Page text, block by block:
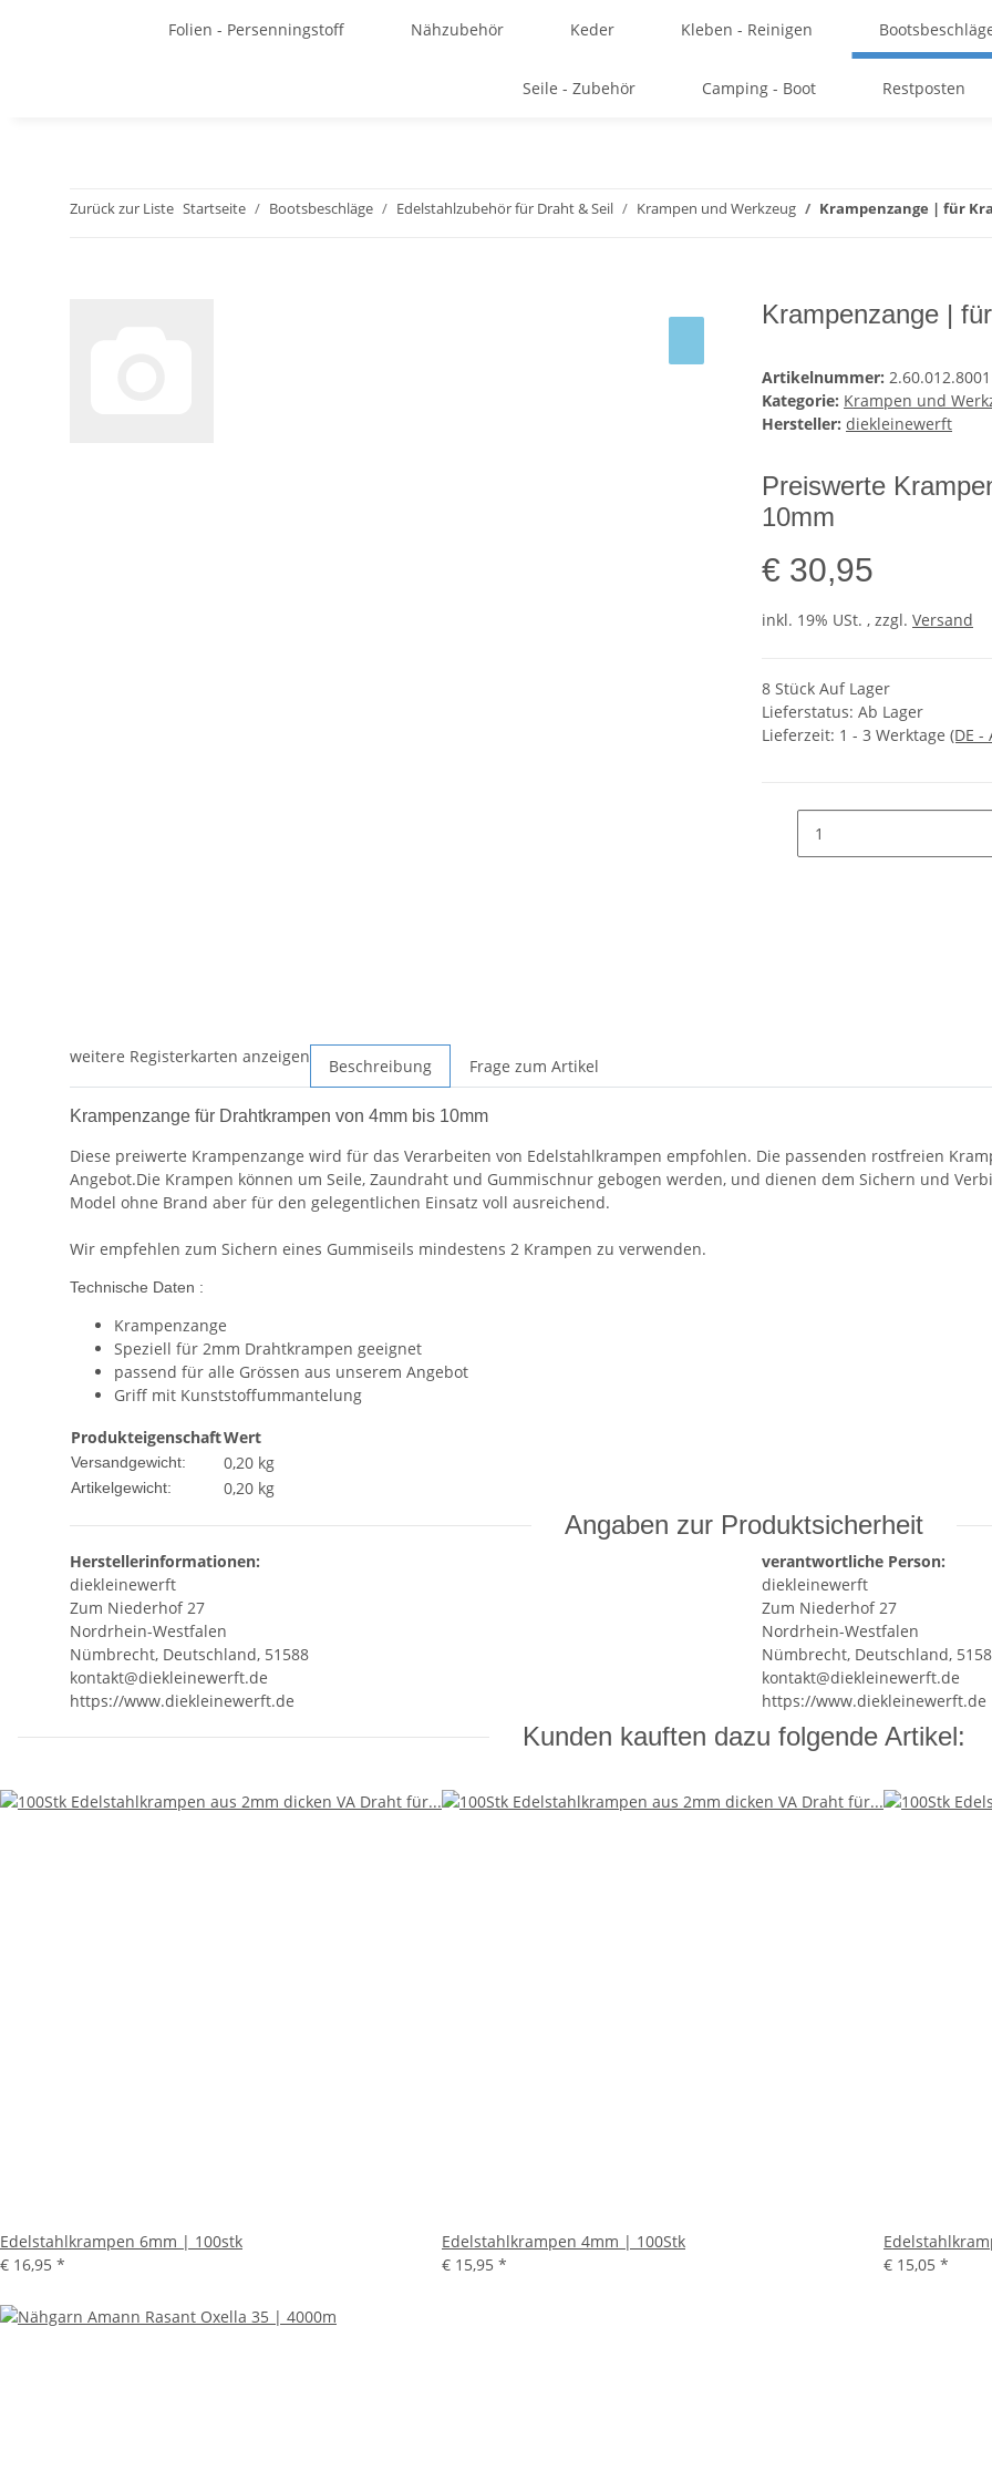
Folien - Persenningstoff Nähzubehör Keder Kleben - Reinigen
Seile - Zubehör Camping - Boot Restposten
Zurück zur Liste Startseite Bootsbeschläge Edelstahlzubehör für Draht & Seil Krampen und Werkzeug Krampenzange | für
Krampenzange |
Artikelnummer: 2.60.012.8001
Kategorie: Krampen und
Hersteller: diekleinewerft
Preiswerte
10mm
€ 30,95
inkl. 19% USt. , zzgl. Versand
8 Stück Auf Lager
Lieferstatus: Ab Lager
Lieferzeit: 1 - 3 Werktage (DE
weitere Registerkarten anzeigen Beschreibung Frage zum Artikel
Krampenzange für Drahtkrampen von 4mm bis 10mm
Diese preiwerte Krampenzange wird für das Verarbeiten von Edelstahlkrampen empfohlen. Die passenden rostfreien
Angebot.Die Krampen können um Seile, Zaundraht und Gummischnur gebogen werden, und dienen dem Sichern und
Model ohne Brand aber für den gelegentlichen Einsatz voll ausreichend.
Wir empfehlen zum Sichern eines Gummiseils mindestens 2 Krampen zu verwenden.
Technische Daten :
Krampenzange
Speziell für 2mm Drahtkrampen geeignet
passend für alle Grössen aus unserem Angebot
Griff mit Kunststoffummantelung
ProdukteigenschaftWert
Versandgewicht: 0,20 kg
Artikelgewicht: 0,20 kg
Angaben zur Produktsicherheit
Herstellerinformationen:
diekleinewerft
Zum Niederhof 27
Nordrhein-Westfalen
Nümbrecht, Deutschland, 51588
kontakt@diekleinewerft.de
https://www.diekleinewerft.de
verantwortliche Person:
diekleinewerft
Zum Niederhof 27
Nordrhein-Westfalen
Nümbrecht, Deutschland,
kontakt@diekleinewerft.de
https://www.diekleinewerft.de
Kunden kauften dazu folgende Artikel:
Edelstahlkrampen 6mm | 100stk
€ 16,95 *
Edelstahlkrampen 4mm | 100Stk
€ 15,95 *
€ 15,05 *